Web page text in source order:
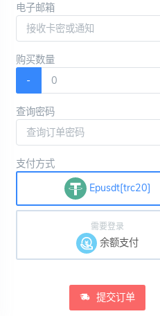
电子邮箱
购买数量
-
查询密码
支付方式
Epusdt[trc20]
需要登录
余额支付
提交订单